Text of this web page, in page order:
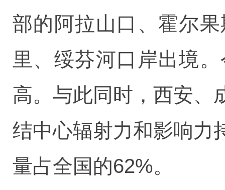
部的阿拉山口、霍尔
里、绥芬河口岸出境
高。与此同时，西安、
结中心辐射力和影响力
量占全国的62%。